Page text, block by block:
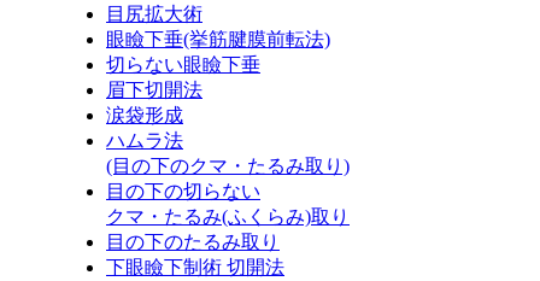
目尻拡大術
眼瞼下垂(挙筋腱膜前転法)
切らない眼瞼下垂
眉下切開法
涙袋形成
ハムラ法
(目の下のクマ・たるみ取り)
目の下の切らない
クマ・たるみ(ふくらみ)取り
目の下のたるみ取り
下眼瞼下制術 切開法